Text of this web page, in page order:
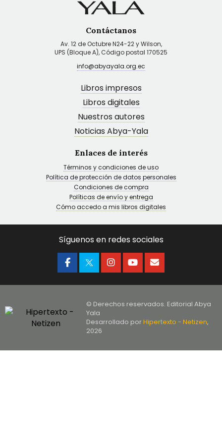
Contáctanos
Av. 12 de Octubre N24-22 y Wilson,
UPS (Bloque A), Código postal 170525
info@abyayala.org.ec
Libros impresos
Libros digitales
Nuestros autores
Noticias Abya-Yala
Enlaces de interés
Términos y condiciones de uso
Política de protección de datos personales
Condiciones de compra
Políticas de envío y entrega
Cómo accedo a mis libros digitales
Síguenos en redes sociales
© Derechos reservados. Editorial Abya
Yala
Desarrollado porHipertexto - Netizen,
2026